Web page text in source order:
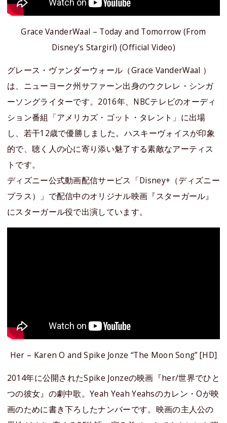
Grace VanderWaal – Today and Tomorrow (From
Disney’s Stargirl) (Official Video)
グレース・ヴァンダーウォール（Grace VanderWaal ）
は、ニューヨーク州サファーン出身のウクレレ・シンガ
ーソングライターです。2016年、NBCテレビのオーディ
ション番組「アメリカズ・ゴット・タレント」に出場
し、若干12歳で優勝しました。ハスキーヴォイスが印象
的で、聴く人の心に寄り添い魅了する素敵なアーティス
トです。
ディズニー公式動画配信サービス「Disney+（ディズニー
プラス）」で配信中のオリジナル映画『スターガール』
にスターガール役で出演しています。
Her – Karen O and Spike Jonze “The Moon Song” [HD]
2014年に公開されたSpike Jonzeの映画『her/世界でひと
つの彼女』の劇中歌。Yeah Yeah Yeahsのカレン・Oが映
画のために書き下ろしたナンバーです。映画の主人公の